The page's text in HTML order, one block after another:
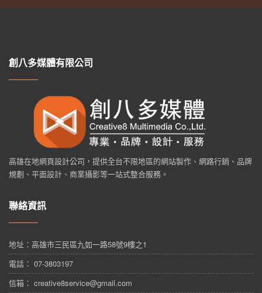
創八多媒體有限公司
高雄在地網頁設計公司，提供全台不限地區的網站製作、網路行銷、品牌
規劃、平面設計、商業攝影等一站式整合服務。
聯絡資訊
地址： 高雄市三民區九如一路58號9樓之1
電話： 07-3803197
信箱： creative8service@gmail.com